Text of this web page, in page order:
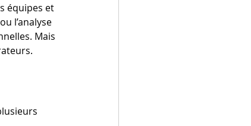
équipes et
l’analyse
Mais